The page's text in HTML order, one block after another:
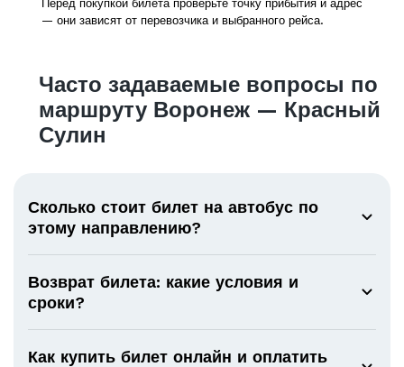
Перед покупкой билета проверьте точку прибытия и адрес
— они зависят от перевозчика и выбранного рейса.
Часто задаваемые вопросы по
маршруту Воронеж — Красный
Сулин
Сколько стоит билет на автобус по
этому направлению?
Возврат билета: какие условия и
сроки?
Как купить билет онлайн и оплатить